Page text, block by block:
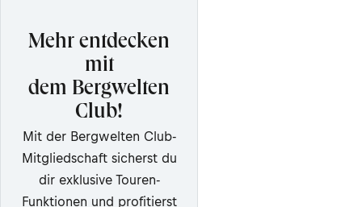
Mehr entdecken
mit
dem Bergwelten
Club!
Mit der Bergwelten Club-
Mitgliedschaft sicherst du
dir exklusive Touren-
Funktionen und profitierst